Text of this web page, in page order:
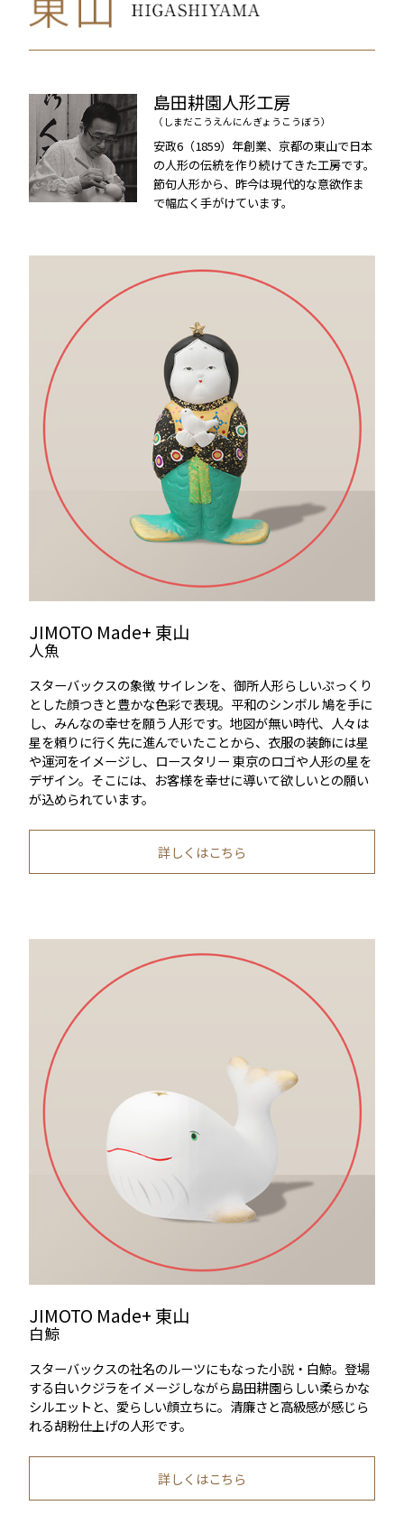
島田耕園人形工房
（しまだこうえんにんぎょうこうぼう）
安政6（1859）年創業、京都の東山で日本
の人形の伝統を作り続けてきた工房です。
節句人形から、昨今は現代的な意欲作ま
で幅広く手がけています。
JIMOTO Made+ 東山
人魚
スターバックスの象徴 サイレンを、御所人形らしいぷっくり
とした顔つきと豊かな色彩で表現。平和のシンボル 鳩を手に
し、みんなの幸せを願う人形です。地図が無い時代、人々は
星を頼りに行く先に進んでいたことから、衣服の装飾には星
や運河をイメージし、ロースタリー 東京のロゴや人形の星を
デザイン。そこには、お客様を幸せに導いて欲しいとの願い
が込められています。
詳しくはこちら
JIMOTO Made+ 東山
白鯨
スターバックスの社名のルーツにもなった小説・白鯨。登場
する白いクジラをイメージしながら島田耕園らしい柔らかな
シルエットと、愛らしい顔立ちに。清廉さと高級感が感じら
れる胡粉仕上げの人形です。
詳しくはこちら